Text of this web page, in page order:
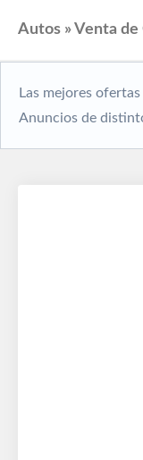
Autos » Venta de
Las mejores
Anuncios de